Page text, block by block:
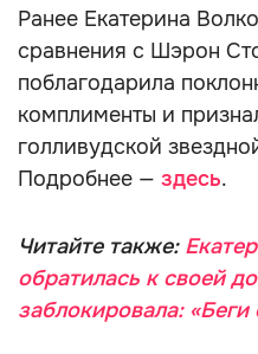
Ранее Екатерина
сравнения с Шэрон
поблагодарила
комплименты и
голливудской
Подробнее — здесь.
Читайте также:
обратилась к своей
заблокировала: